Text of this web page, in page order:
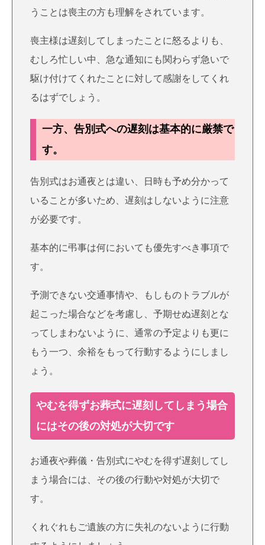
うことは喪主の方も理解をされています。
喪主様は遅刻してしまったことに怒るよりも、
むしろ忙しい中、急な通知にも関わらず急いで
駆け付けてくれたことに対して感謝をしてくれ
るはずでしょう。
一方、告別式への遅刻は基本的に厳禁で
す。
告別式はお通夜とは違い、日時も予め分かって
いることが多いため、遅刻はしないように注意
が必要です。
基本的に弔事は何においても優先すべき事項で
す。
予測できない交通事情や、もしものトラブルが
起こった場合などを考慮し、予期せぬ遅刻とな
ってしまわないように、通常の予定よりも更に
もう一つ、余裕をもって行動するようにしまし
ょう。
やむを得ずお葬式に遅刻してしまう場合
にはその後の対処が大切です
お通夜や葬儀・告別式にやむを得ず遅刻してし
まう場合には、その後の行動や対処が大切で
す。
くれぐれもご遺族の方に失礼のないように行動